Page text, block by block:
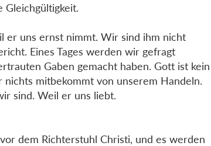
Gleichgültigkeit.
er uns ernst nimmt. Wir sind ihm nicht
Eines Tages werden wir gefragt
Gaben gemacht haben. Gott ist kein
mitbekommt von unserem Handeln.
sind. Weil er uns liebt.
dem Richterstuhl Christi, und es werden